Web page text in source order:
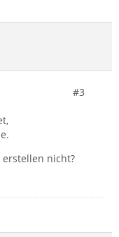
#3
erstellen nicht?